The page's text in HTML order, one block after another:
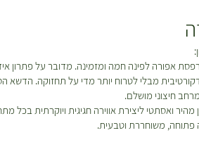
אפורה לפינה חמה ומזמינה. מדובר על פתרון
מבלי לטרוח יותר מדי על תחזוקה.
חיצוני מושלם.
ואסתטי ליצירת אווירה חגיגית ויוקרתית
פתוחה, משוחררת וטבעית.